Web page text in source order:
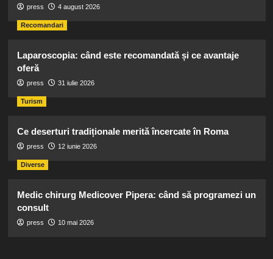
press 4 august 2026
Recomandari
Laparoscopia: când este recomandată și ce avantaje
oferă
press 31 iulie 2026
Turism
Ce deserturi tradiționale merită încercate în Roma
press 12 iunie 2026
Diverse
Medic chirurg Medicover Pipera: când să programezi un
consult
press 10 mai 2026